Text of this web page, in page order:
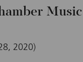
2020)